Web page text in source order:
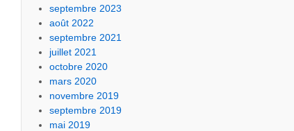
septembre 2023
août 2022
septembre 2021
juillet 2021
octobre 2020
mars 2020
novembre 2019
septembre 2019
mai 2019